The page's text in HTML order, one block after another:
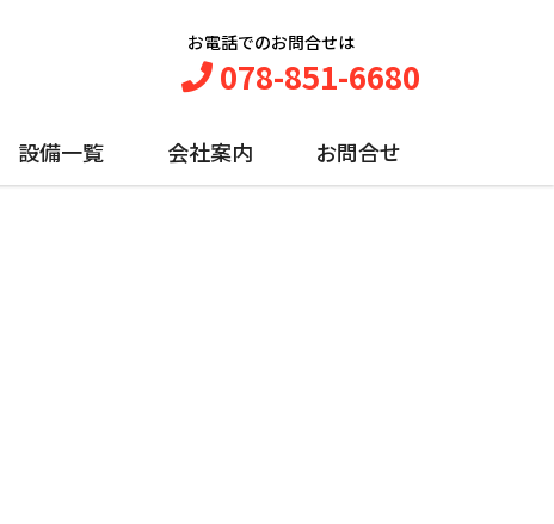
お電話でのお問合せは
078-851-6680
設備一覧 会社案内 お問合せ